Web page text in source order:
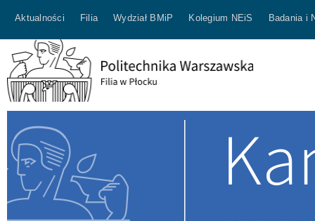
Aktualności Filia Wydział BMiP Kolegium NEiS Badania i